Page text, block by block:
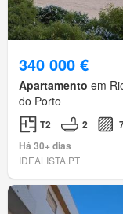
340 000 €
Apartamento em
do Porto
T2 2
Há 30+ dias
IDEALISTA.PT